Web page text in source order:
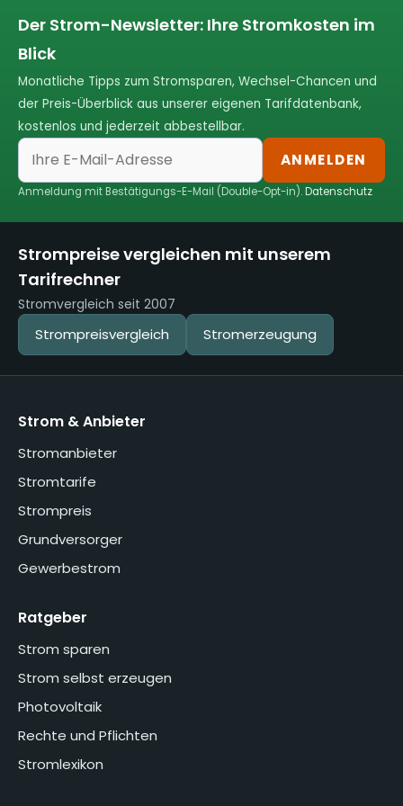
Der Strom-Newsletter: Ihre Stromkosten im
Blick
Monatliche Tipps zum Stromsparen, Wechsel-Chancen und
der Preis-Überblick aus unserer eigenen Tarifdatenbank,
kostenlos und jederzeit abbestellbar.
ANMELDEN
Anmeldung mit Bestätigungs-E-Mail (Double-Opt-in).Datenschutz
Strompreise vergleichen mit unserem
Tarifrechner
Stromvergleich seit 2007
Strompreisvergleich Stromerzeugung
Strom & Anbieter
Stromanbieter
Stromtarife
Strompreis
Grundversorger
Gewerbestrom
Ratgeber
Strom sparen
Strom selbst erzeugen
Photovoltaik
Rechte und Pflichten
Stromlexikon